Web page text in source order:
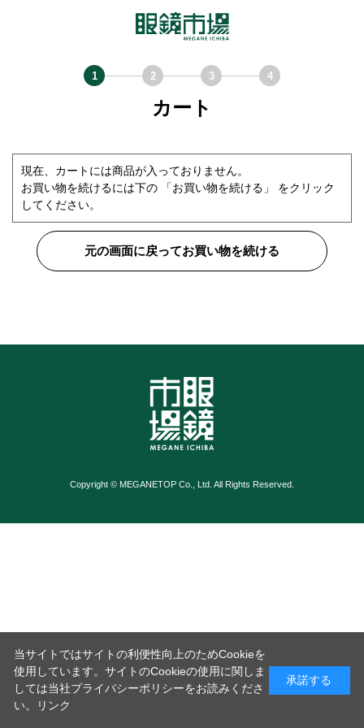
カート
現在、カートには商品が入っておりません。
お買い物を続けるには下の 「お買い物を続ける」 をクリック
してください。
元の画面に戻ってお買い物を続ける
Copyright © MEGANETOP Co., Ltd. All Rights Reserved.
当サイトではサイトの利便性向上のためCookieを
使用しています。サイトのCookieの使用に関しま
しては当社プライバシーポリシーをお読みくださ
い。
リンク
承諾する